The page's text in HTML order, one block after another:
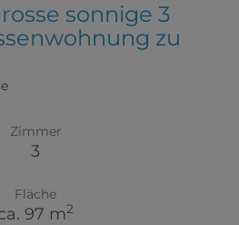
sonnige 3
zu
Zimmer
3
Fläche
97 m2